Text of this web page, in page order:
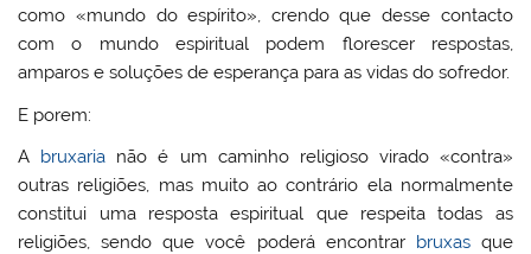
como «mundo do espírito», crendo que desse contacto
com o mundo espiritual podem florescer respostas,
amparos e soluções de esperança para as vidas do sofredor.
E porem:
A bruxaria não é um caminho religioso virado «contra»
outras religiões, mas muito ao contrário ela normalmente
constitui uma resposta espiritual que respeita todas as
religiões, sendo que você poderá encontrar bruxasque